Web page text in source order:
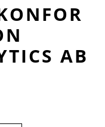
o
n
AB